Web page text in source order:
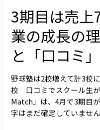
ま）
出
会
え
た
理
（O.T
さ
ま）
3期目は売
業の成長の
と「口コミ」
野球塾は2校増えて計3校
校 口コミでスクール生
Match」は、4月で3期目
字はまだ確定していませ
3
期
目
は
売
75％
増
野
球